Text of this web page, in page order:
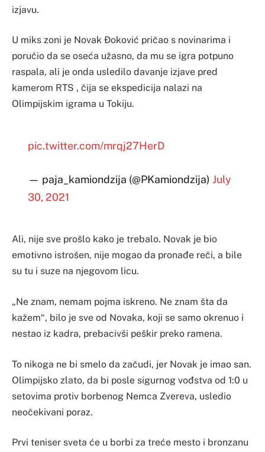
izjavu.
U miks zoni je Novak Đoković pričao s novinarima i
poručio da se oseća užasno, da mu se igra potpuno
raspala, ali je onda usledilo davanje izjave pred
kamerom RTS , čija se ekspedicija nalazi na
Olimpijskim igrama u Tokiju.
pic.twitter.com/mrqj27HerD
— paja_kamiondzija (@PKamiondzija) July
30, 2021
Ali, nije sve prošlo kako je trebalo. Novak je bio
emotivno istrošen, nije mogao da pronađe reči, a bile
su tu i suze na njegovom licu.
„Ne znam, nemam pojma iskreno. Ne znam šta da
kažem“, bilo je sve od Novaka, koji se samo okrenuo i
nestao iz kadra, prebacivši peškir preko ramena.
To nikoga ne bi smelo da začudi, jer Novak je imao san.
Olimpijsko zlato, da bi posle sigurnog vođstva od 1:0 u
setovima protiv borbenog Nemca Zvereva, usledio
neočekivani poraz.
Prvi teniser sveta će u borbi za treće mesto i bronzanu